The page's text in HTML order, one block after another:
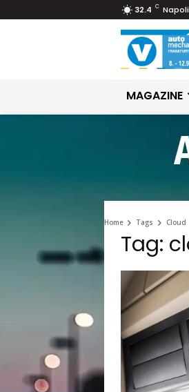
32.4 C Napoli
MAGAZINE
Home Tags Cloud
Tag: